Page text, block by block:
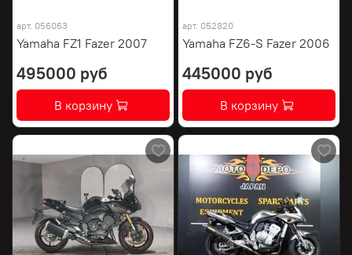
арт. 056063
Yamaha FZ1 Fazer 2007
495000 руб
В корзину
арт. 052820
Yamaha FZ6-S Fazer 2006
445000 руб
В корзину